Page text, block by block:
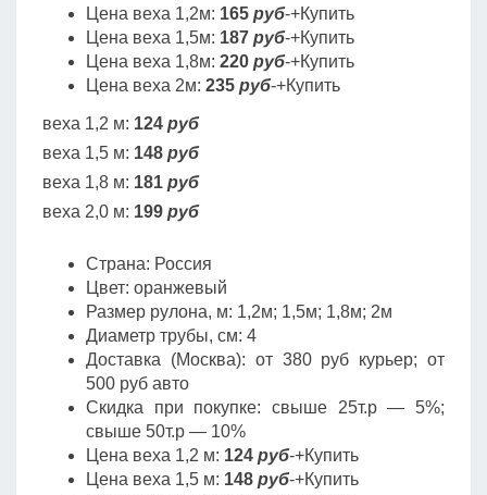
Цена веха 1,2м: 165 руб-+Купить
Цена веха 1,5м: 187 руб-+Купить
Цена веха 1,8м: 220 руб-+Купить
Цена веха 2м: 235 руб-+Купить
веха 1,2 м: 124 руб
веха 1,5 м: 148 руб
веха 1,8 м: 181 руб
веха 2,0 м: 199 руб
Страна: Россия
Цвет: оранжевый
Размер рулона, м: 1,2м; 1,5м; 1,8м; 2м
Диаметр трубы, cм: 4
Доставка (Москва): от 380 руб курьер; от
500 руб авто
Скидка при покупке: свыше 25т.р — 5%;
свыше 50т.р — 10%
Цена веха 1,2 м: 124 руб-+Купить
Цена веха 1,5 м: 148 руб-+Купить